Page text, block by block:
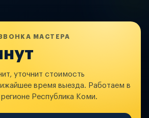
МАСТЕРА
уточнит стоимость
время выезда. Работаем в
Республика Коми.